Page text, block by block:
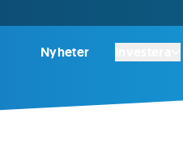
Nyheter